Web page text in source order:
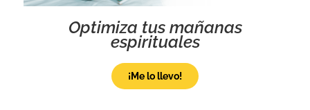
Optimiza tus mañanas
espirituales
¡Me lo llevo!